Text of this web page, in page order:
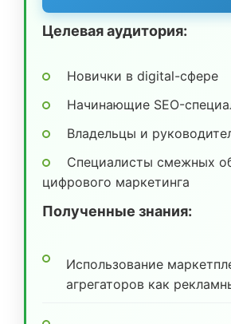
Целевая аудитория:
Новички в digital-сфере
Начинающие SEO-
Владельцы и
Специалисты смежных
цифрового маркетинга
Полученные знания:
Использование
агрегаторов как